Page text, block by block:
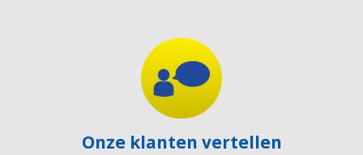
Onze klanten vertellen